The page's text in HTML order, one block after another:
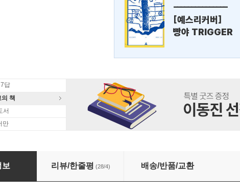
---------------
[예스리커버]
빵야 TRIGGER
답
책
서
만
다
보 리뷰/한줄평 (28/4) 배송/반품/교환